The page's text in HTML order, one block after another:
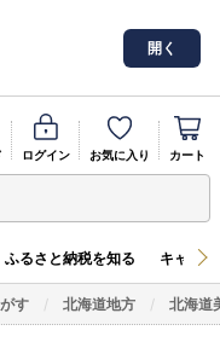
開く
ログイン お気に入り カート
ふるさと納税を知る キャン
す 北海道地方 北海道